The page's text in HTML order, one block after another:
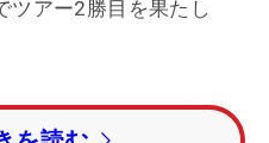
ツアー2勝目を果たし
も見てみよう。日本女子